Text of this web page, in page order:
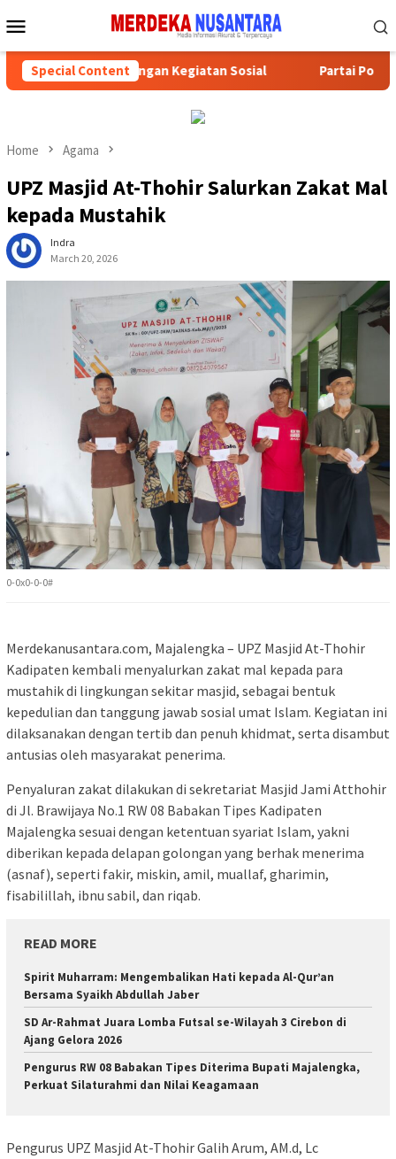
to
Menu
Special Content
ke-81 RI dengan Kegiatan Sosial Partai Politik
Home Agama
UPZ Masjid At-Thohir Salurkan Zakat Mal
kepada Mustahik
Indra
March 20, 2026
0-0x0-0-0#
Merdekanusantara.com, Majalengka – UPZ Masjid At-Thohir
Kadipaten kembali menyalurkan zakat mal kepada para
mustahik di lingkungan sekitar masjid, sebagai bentuk
kepedulian dan tanggung jawab sosial umat Islam. Kegiatan ini
dilaksanakan dengan tertib dan penuh khidmat, serta disambut
antusias oleh masyarakat penerima.
Penyaluran zakat dilakukan di sekretariat Masjid Jami Atthohir
di Jl. Brawijaya No.1 RW 08 Babakan Tipes Kadipaten
Majalengka sesuai dengan ketentuan syariat Islam, yakni
diberikan kepada delapan golongan yang berhak menerima
(asnaf), seperti fakir, miskin, amil, muallaf, gharimin,
fisabilillah, ibnu sabil, dan riqab.
READ MORE
Spirit Muharram: Mengembalikan Hati kepada Al-Qur’an
Bersama Syaikh Abdullah Jaber
SD Ar-Rahmat Juara Lomba Futsal se-Wilayah 3 Cirebon di
Ajang Gelora 2026
Pengurus RW 08 Babakan Tipes Diterima Bupati Majalengka,
Perkuat Silaturahmi dan Nilai Keagamaan
Pengurus UPZ Masjid At-Thohir Galih Arum, AM.d, Lc